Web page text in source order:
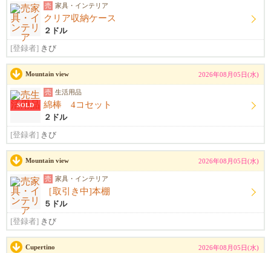
売 家具・インテリア
クリア収納ケース
２ドル
[登録者] きび
Mountain view 2026年08月05日(水)
SOLD
売 生活用品
綿棒 4コセット
２ドル
[登録者] きび
Mountain view 2026年08月05日(水)
売 家具・インテリア
［取引き中]本棚
５ドル
[登録者] きび
Cupertino 2026年08月05日(水)